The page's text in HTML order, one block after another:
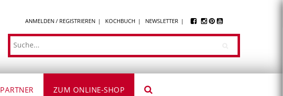
ANMELDEN / REGISTRIEREN KOCHBUCH NEWSLETTER
Suche
PARTNER ZUM ONLINE-SHOP